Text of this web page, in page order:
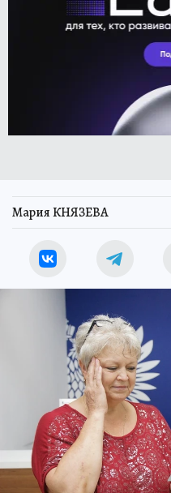
Мария КНЯЗЕВА